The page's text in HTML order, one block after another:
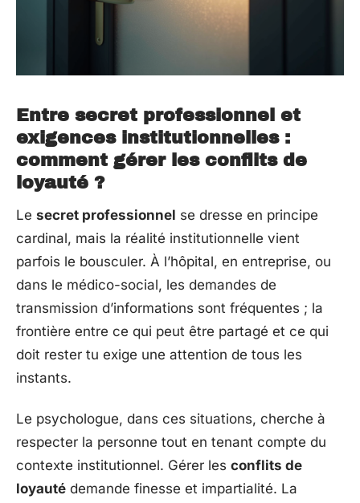
Entre secret professionnel et
exigences institutionnelles :
comment gérer les conflits de
loyauté ?
Le secret professionnel se dresse en principe
cardinal, mais la réalité institutionnelle vient
parfois le bousculer. À l’hôpital, en entreprise, ou
dans le médico-social, les demandes de
transmission d’informations sont fréquentes ; la
frontière entre ce qui peut être partagé et ce qui
doit rester tu exige une attention de tous les
instants.
Le psychologue, dans ces situations, cherche à
respecter la personne tout en tenant compte du
contexte institutionnel. Gérer les conflits de
loyauté demande finesse et impartialité. La